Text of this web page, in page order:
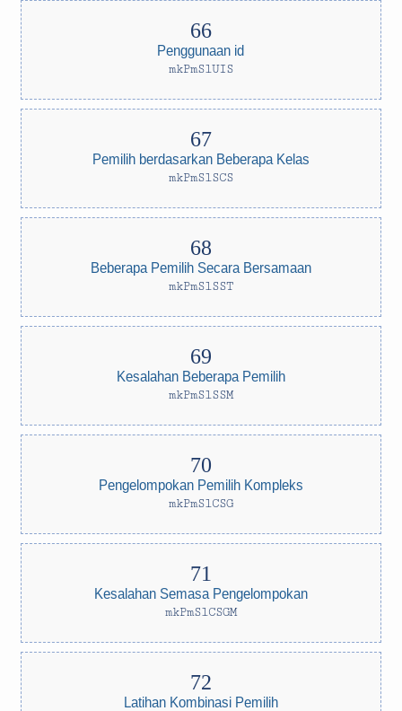
Penggunaan id
mkPmSlUIS
Pemilih berdasarkan Beberapa Kelas
mkPmSlSCS
Beberapa Pemilih Secara Bersamaan
mkPmSlSST
Kesalahan Beberapa Pemilih
mkPmSlSSM
Pengelompokan Pemilih Kompleks
mkPmSlCSG
Kesalahan Semasa Pengelompokan
mkPmSlCSGM
Latihan Kombinasi Pemilih